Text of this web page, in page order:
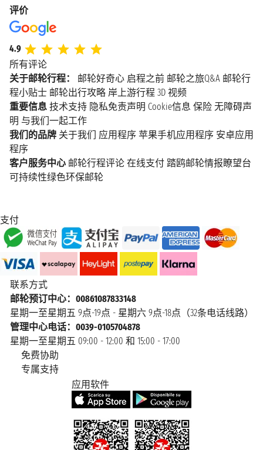
评价
4.9
所有评论
关于邮轮行程：
邮轮好奇心 启程之前 邮轮之旅Q&A 邮轮行
程小贴士 邮轮出行攻略 岸上游行程 3D 视频
重要信息 技术支持 隐私免责声明 Cookie信息 保险 无障碍声
明 与我们一起工作
我们的品牌 关于我们 应用程序 苹果手机应用程序 安卓应用
程序
客户服务中心 邮轮行程评论 在线支付 踏鸥邮轮情报瞭望台
可持续性绿色环保邮轮
支付
联系方式
邮轮预订中心：00861087833148
星期一至星期五 9点-19点 - 星期六 9点-18点（32条电话线路）
管理中心电话：0039-0105704878
星期一至星期五 09:00 - 12:00 和 15:00 - 17:00
免费协助
专属支持
应用软件